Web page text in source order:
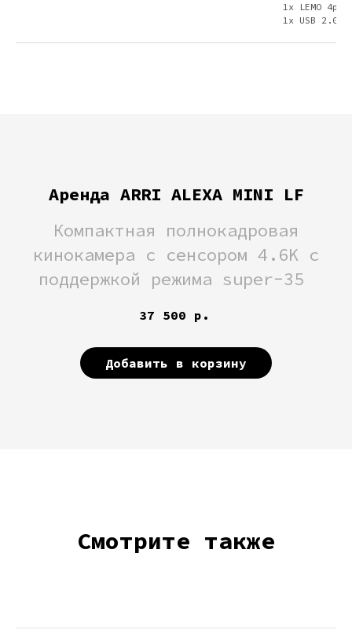
1x LEMO 4pin
1x USB 2.0
Аренда ARRI ALEXA MINI LF
Компактная полнокадровая
кинокамера с сенсором 4.6K с
поддержкой режима super-35
37 500 р.
Добавить в корзину
Смотрите также